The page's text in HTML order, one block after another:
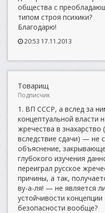
общества с
типом строя психики?
Благодарю!
20:53 17.11.2013
Товарищ
Подписчик
1. ВП СССР, а вслед за
концептуальной власти
жречества в
вследствие сдачи) — не
объяснение,
глубокого изучения
переиграл русское
причины, а так,
ву-а-ля! — не является
устойчивости
безопасности вообще?